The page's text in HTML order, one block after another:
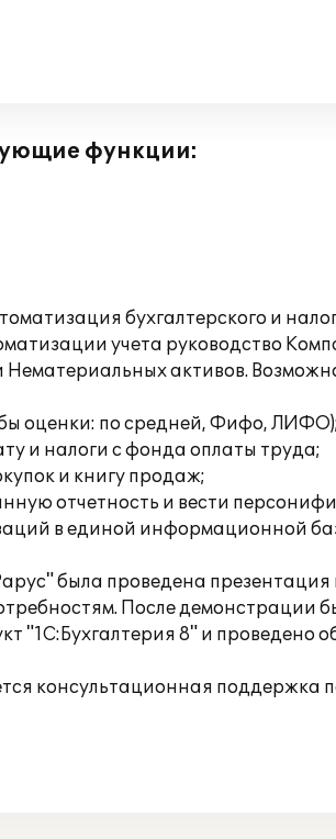
функции:
бухгалтерского и
учета руководство
Нематериальных активов.
оценки: по средней, Фифо,
и налоги с фонда оплаты труда;
и книгу продаж;
отчетность и вести
в единой информационной
была проведена презентация
После
"1С:Бухгалтерия 8" и проведено
консультационная поддержка